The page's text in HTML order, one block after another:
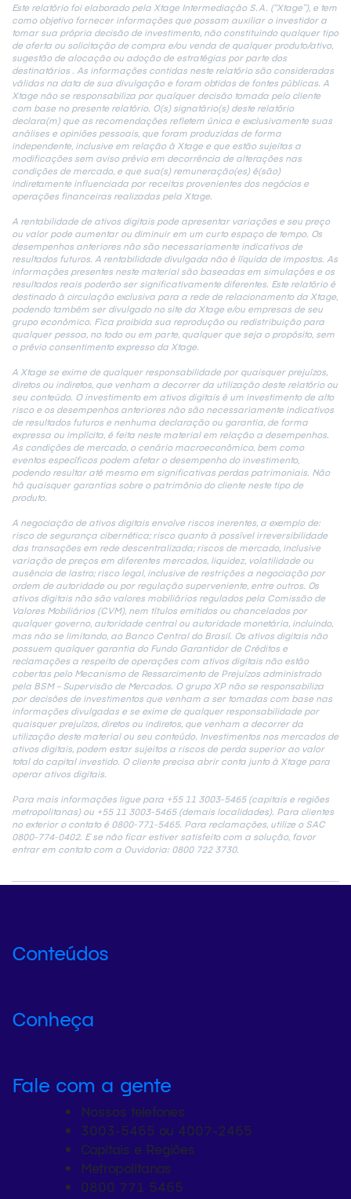
Este relatório foi elaborado pela Xtage Intermediação S.A. (“Xtage”), e tem
como objetivo fornecer informações que possam auxiliar o investidor a
tomar sua própria decisão de investimento, não constituindo qualquer tipo
de oferta ou solicitação de compra e/ou venda de qualquer produto/ativo,
sugestão de alocação ou adoção de estratégias por parte dos
destinatários . As informações contidas neste relatório são consideradas
válidas na data de sua divulgação e foram obtidas de fontes públicas. A
Xtage não se responsabiliza por qualquer decisão tomada pelo cliente
com base no presente relatório. O(s) signatário(s) deste relatório
declara(m) que as recomendações refletem única e exclusivamente suas
análises e opiniões pessoais, que foram produzidas de forma
independente, inclusive em relação à Xtage e que estão sujeitas a
modificações sem aviso prévio em decorrência de alterações nas
condições de mercado, e que sua(s) remuneração(es) é(são)
indiretamente influenciada por receitas provenientes dos negócios e
operações financeiras realizadas pela Xtage.
A rentabilidade de ativos digitais pode apresentar variações e seu preço
ou valor pode aumentar ou diminuir em um curto espaço de tempo. Os
desempenhos anteriores não são necessariamente indicativos de
resultados futuros. A rentabilidade divulgada não é líquida de impostos. As
informações presentes neste material são baseadas em simulações e os
resultados reais poderão ser significativamente diferentes. Este relatório é
destinado à circulação exclusiva para a rede de relacionamento da Xtage,
podendo também ser divulgado no site da Xtage e/ou empresas de seu
grupo econômico. Fica proibida sua reprodução ou redistribuição para
qualquer pessoa, no todo ou em parte, qualquer que seja o propósito, sem
o prévio consentimento expresso da Xtage.
A Xtage se exime de qualquer responsabilidade por quaisquer prejuízos,
diretos ou indiretos, que venham a decorrer da utilização deste relatório ou
seu conteúdo. O investimento em ativos digitais é um investimento de alto
risco e os desempenhos anteriores não são necessariamente indicativos
de resultados futuros e nenhuma declaração ou garantia, de forma
expressa ou implícita, é feita neste material em relação a desempenhos.
As condições de mercado, o cenário macroeconômico, bem como
eventos específicos podem afetar o desempenho do investimento,
podendo resultar até mesmo em significativas perdas patrimoniais. Não
há quaisquer garantias sobre o patrimônio do cliente neste tipo de
produto.
A negociação de ativos digitais envolve riscos inerentes, a exemplo de:
risco de segurança cibernética; risco quanto à possível irreversibilidade
das transações em rede descentralizada; riscos de mercado, inclusive
variação de preços em diferentes mercados, liquidez, volatilidade ou
ausência de lastro; risco legal, inclusive de restrições a negociação por
ordem de autoridade ou por regulação superveniente, entre outros. Os
ativos digitais não são valores mobiliários regulados pela Comissão de
Valores Mobiliários (CVM), nem títulos emitidos ou chancelados por
qualquer governo, autoridade central ou autoridade monetária, incluindo,
mas não se limitando, ao Banco Central do Brasil. Os ativos digitais não
possuem qualquer garantia do Fundo Garantidor de Créditos e
reclamações a respeito de operações com ativos digitais não estão
cobertas pelo Mecanismo de Ressarcimento de Prejuízos administrado
pela BSM – Supervisão de Mercados. O grupo XP não se responsabiliza
por decisões de investimentos que venham a ser tomadas com base nas
informações divulgadas e se exime de qualquer responsabilidade por
quaisquer prejuízos, diretos ou indiretos, que venham a decorrer da
utilização deste material ou seu conteúdo. Investimentos nos mercados de
ativos digitais, podem estar sujeitos a riscos de perda superior ao valor
total do capital investido. O cliente precisa abrir conta junto à Xtage para
operar ativos digitais.
Para mais informações ligue para +55 11 3003-5465 (capitais e regiões
metropolitanas) ou +55 11 3003-5465 (demais localidades). Para clientes
no exterior o contato é 0800-771-5465. Para reclamações, utilize o SAC
0800-774-0402. E se não ficar estiver satisfeito com a solução, favor
entrar em contato com a Ouvidoria: 0800 722 3730.
Conteúdos
Conheça
Fale com a gente
Nossos telefones
3003-5465 ou 4007-2465
Capitais e Regiões
Metropolitanas
0800 771 5465